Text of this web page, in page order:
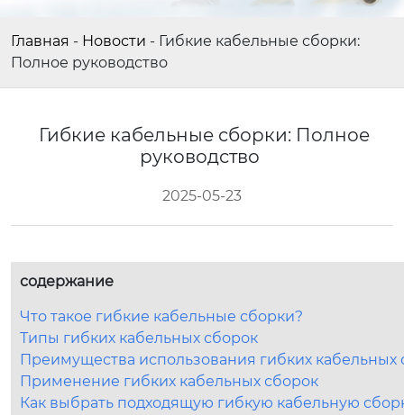
Главная - Новости - Гибкие кабельные сборки:
Полное руководство
Гибкие кабельные сборки: Полное
руководство
2025-05-23
содержание
Что такое гибкие кабельные сборки?
Типы гибких кабельных сборок
Преимущества использования гибких кабельных
Применение гибких кабельных сборок
Как выбрать подходящую гибкую кабельную